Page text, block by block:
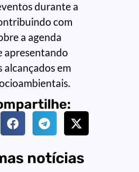
durante a
com
a agenda
apresentando
alcançados em
notícias